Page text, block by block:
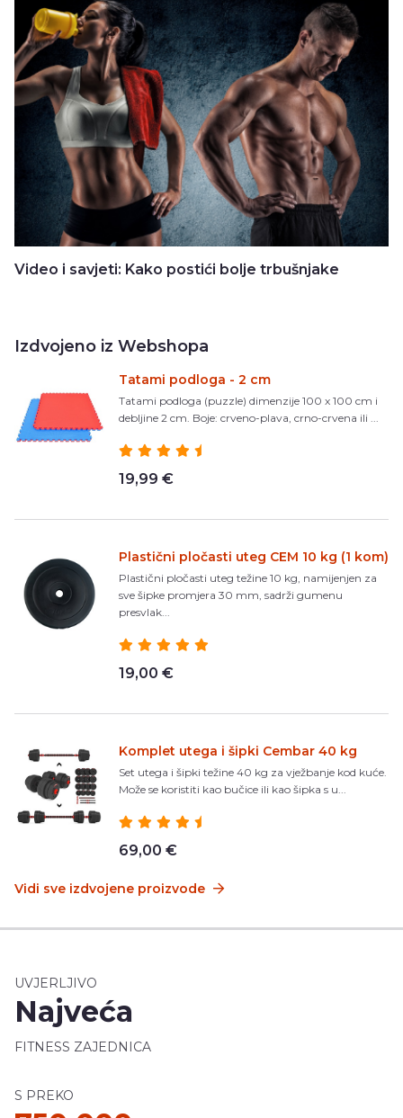
Video i savjeti: Kako postići bolje trbušnjake
Izdvojeno iz Webshopa
Tatami podloga - 2 cm
Tatami podloga (puzzle) dimenzije 100 x 100 cm i
debljine 2 cm. Boje: crveno-plava, crno-crvena ili ...
19,99 €
Plastični pločasti uteg CEM 10 kg (1 kom)
Plastični pločasti uteg težine 10 kg, namijenjen za
sve šipke promjera 30 mm, sadrži gumenu
presvlak...
19,00 €
Komplet utega i šipki Cembar 40 kg
Set utega i šipki težine 40 kg za vježbanje kod kuće.
Može se koristiti kao bučice ili kao šipka s u...
69,00 €
Vidi sve izdvojene proizvode
UVJERLJIVO
Najveća
FITNESS ZAJEDNICA
S PREKO